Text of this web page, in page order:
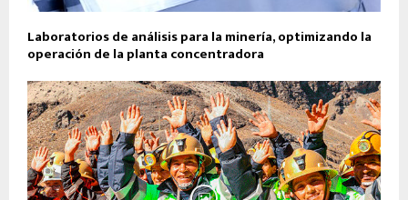
Laboratorios de análisis para la minería, optimizando la
operación de la planta concentradora